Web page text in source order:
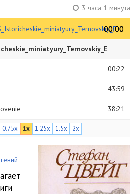
3 часа 1 минута
00:00
00:00
00:33
00:22
43:59
38:21
24:52
0.75x 1x 1.25x 1.5x 2x